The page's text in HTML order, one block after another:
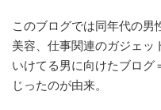
このブログでは同年代の
美容、仕事関連のガジェッ
いけてる男に向けたブログ
じったのが由来。